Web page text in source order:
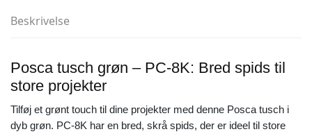
Beskrivelse
Posca tusch grøn – PC-8K: Bred spids til
store projekter
Tilføj et grønt touch til dine projekter med denne Posca tusch i
dyb grøn. PC-8K har en bred, skrå spids, der er ideel til store